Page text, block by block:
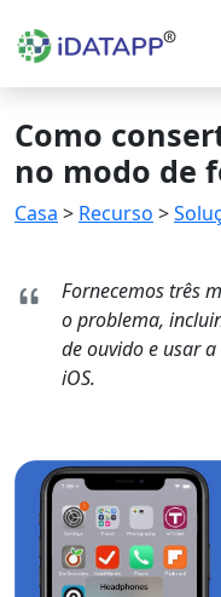
Como
no modo de
Casa > Recurso >
Fornecemos três
o problema,
de ouvido e usar
iOS.